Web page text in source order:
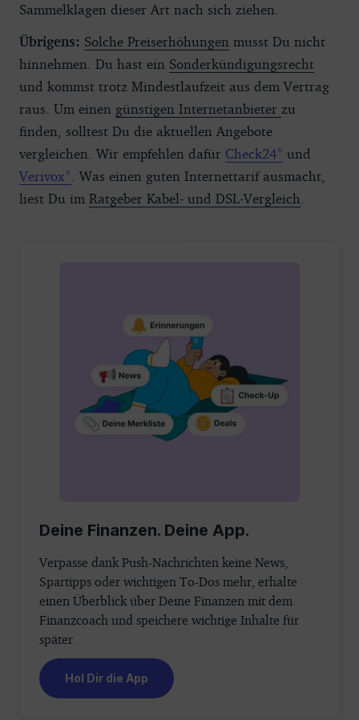
Sammelklagen dieser Art nach sich ziehen.
Übrigens: Solche Preiserhöhungen musst Du nicht
hinnehmen. Du hast ein Sonderkündigungsrecht
und kommst trotz Mindestlaufzeit aus dem Vertrag
raus. Um einen günstigen Internetanbieter zu
finden, solltest Du die aktuellen Angebote
vergleichen. Wir empfehlen dafür Check24
und
Verivox . Was einen guten Internettarif ausmacht,
liest Du im Ratgeber Kabel- und DSL-Vergleich.
Deine Finanzen. Deine App.
Verpasse dank Push-Nachrichten keine News,
Spartipps oder wichtigen To-Dos mehr, erhalte
einen Überblick über Deine Finanzen mit dem
Finanzcoach und speichere wichtige Inhalte für
später.
Hol Dir die App